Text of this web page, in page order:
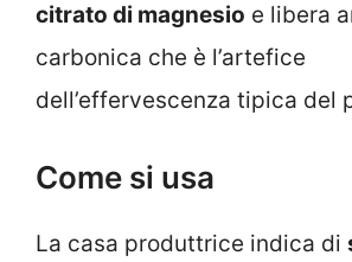
citrato di magnesio e libera
carbonica che è l’artefice
dell’effervescenza tipica del
Come si usa
La casa produttrice indica di